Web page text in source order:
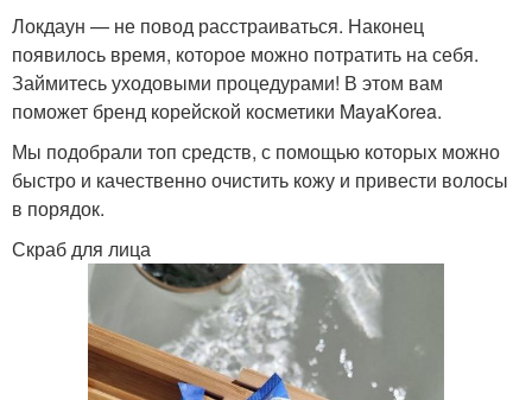
Локдаун — не повод расстраиваться. Наконец
появилось время, которое можно потратить на себя.
Займитесь уходовыми процедурами! В этом вам
поможет бренд корейской косметики MayaKorea.
Мы подобрали топ средств, с помощью которых можно
быстро и качественно очистить кожу и привести волосы
в порядок.
Скраб для лица